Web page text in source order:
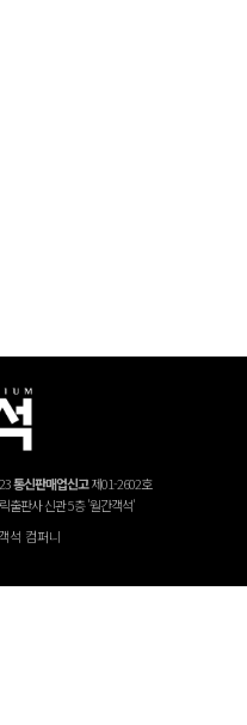
통신판매업신고제01-2602호
출판사 신관 5층 '월간객석'
석 컴퍼니